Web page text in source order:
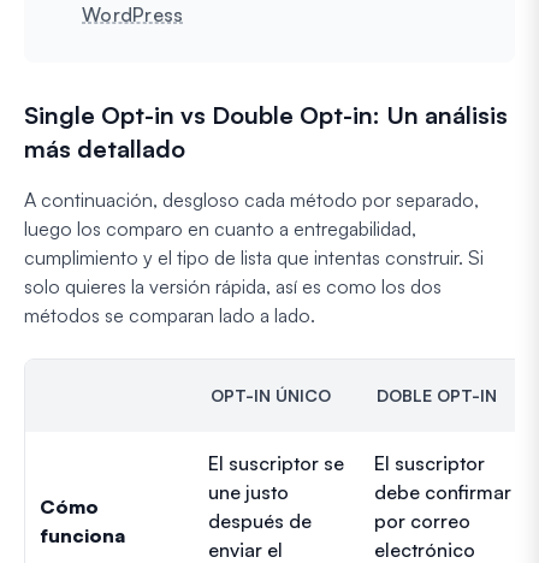
WordPress
Single Opt-in vs Double Opt-in: Un análisis
más detallado
A continuación, desgloso cada método por separado,
luego los comparo en cuanto a entregabilidad,
cumplimiento y el tipo de lista que intentas construir. Si
solo quieres la versión rápida, así es como los dos
métodos se comparan lado a lado.
OPT-IN ÚNICO DOBLE OPT-IN
Cómo
funciona
El suscriptor se
une justo
después de
enviar el
El suscriptor
debe confirmar
por correo
electrónico